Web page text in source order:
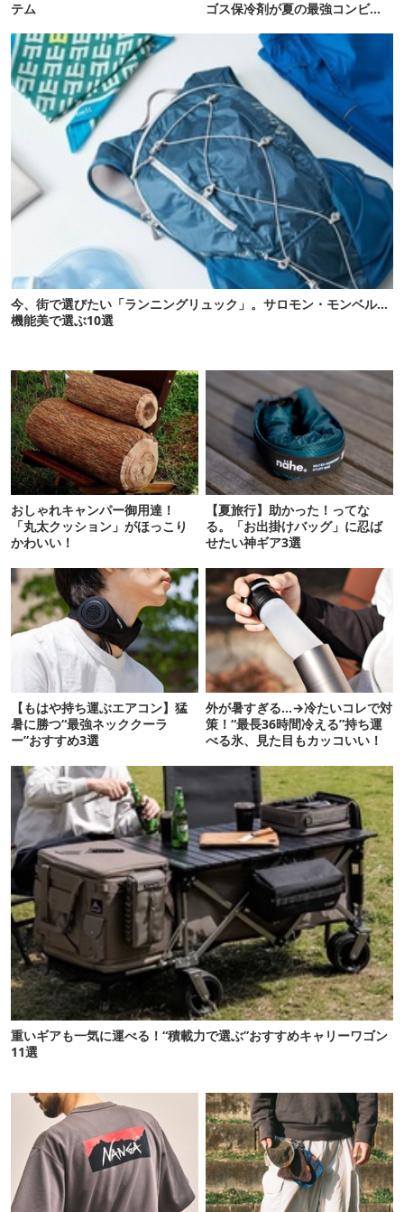
テム
ゴス保冷剤が夏の最強コンビだ
今、街で選びたい「ランニングリュック」。サロモン・モンベル…
機能美で選ぶ10選
おしゃれキャンパー御用達！
「丸太クッション」がほっこり
かわいい！
【夏旅行】助かった！ってな
る。「お出掛けバッグ」に忍ば
せたい神ギア3選
【もはや持ち運ぶエアコン】猛
暑に勝つ“最強ネッククーラ
ー”おすすめ3選
外が暑すぎる…→冷たいコレで対
策！“最長36時間冷える”持ち運
べる氷、見た目もカッコいい！
重いギアも一気に運べる！“積載力で選ぶ”おすすめキャリーワゴン
11選